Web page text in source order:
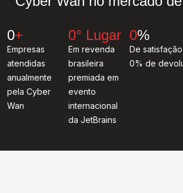
0+
Empresas
atendidas
anualmente
pela Cyber
Wan
0° Lugar
Em revenda
brasileira
premiada em
evento
internacional
da JetBrains
0%
De
0% de